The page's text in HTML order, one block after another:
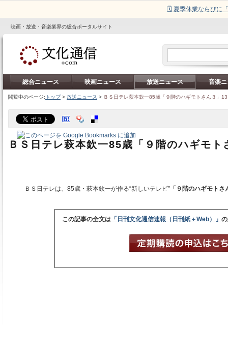
🗓️ 夏季休業ならびに
映画・放送・音楽業界の総合ポータルサイト
総合ニュース 映画ニュース 放送ニュース 音楽
閲覧中のページ: トップ> 放送ニュース > ＢＳ日テレ萩本欽一85歳「９階のハギモトさん３」
ＢＳ日テレ萩本欽一85歳「９階のハギモト
ＢＳ日テレは、85歳・萩本欽一が作る“新しいテレビ” 「９階のハギモト
この記事の全文は「日刊文化通信速報（日刊紙＋Web）」